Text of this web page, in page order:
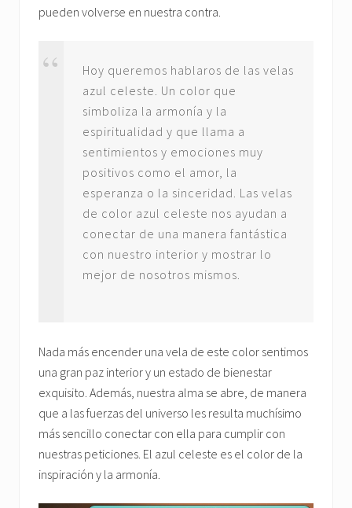
pueden volverse en nuestra contra.
Hoy queremos hablaros de las velas
azul celeste. Un color que
simboliza la armonía y la
espiritualidad y que llama a
sentimientos y emociones muy
positivos como el amor, la
esperanza o la sinceridad. Las velas
de color azul celeste nos ayudan a
conectar de una manera fantástica
con nuestro interior y mostrar lo
mejor de nosotros mismos.
Nada más encender una vela de este color sentimos
una gran paz interior y un estado de bienestar
exquisito. Además, nuestra alma se abre, de manera
que a las fuerzas del universo les resulta muchísimo
más sencillo conectar con ella para cumplir con
nuestras peticiones. El azul celeste es el color de la
inspiración y la armonía.